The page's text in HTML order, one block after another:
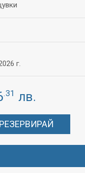
г.
.31 лв.
РЕЗЕРВИРАЙ